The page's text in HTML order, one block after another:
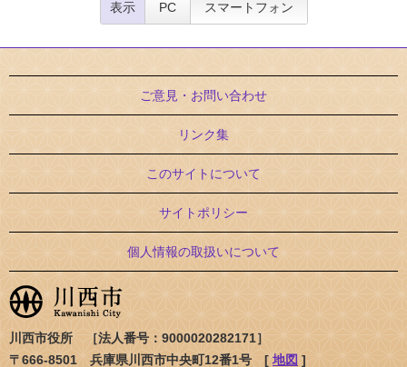
表示 PC スマートフォン
ご意見・お問い合わせ
リンク集
このサイトについて
サイトポリシー
個人情報の取扱いについて
川西市役所 ［法人番号：9000020282171］
〒666-8501 兵庫県川西市中央町12番1号 [ 地図 ]